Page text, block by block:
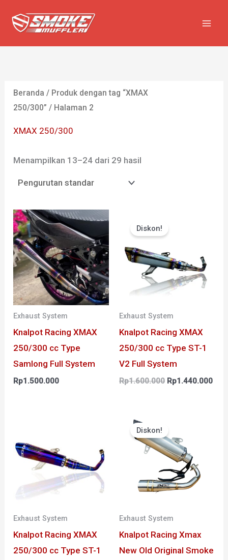
Beranda / Produk dengan tag “XMAX
250/300” / Halaman 2
XMAX 250/300
Menampilkan 13–24 dari 29 hasil
Exhaust System
Knalpot Racing XMAX
250/300 cc Type
Samlong Full System
Rp1.500.000
Diskon!
Exhaust System
Knalpot Racing XMAX
250/300 cc Type ST-1
V2 Full System
Rp1.600.000
adalah:
Rp1.440.000
Exhaust System
Knalpot Racing XMAX
250/300 cc Type ST-1
Diskon!
Exhaust System
Knalpot Racing Xmax
New Old Original Smoke
adalah:
Rp1.500.000.